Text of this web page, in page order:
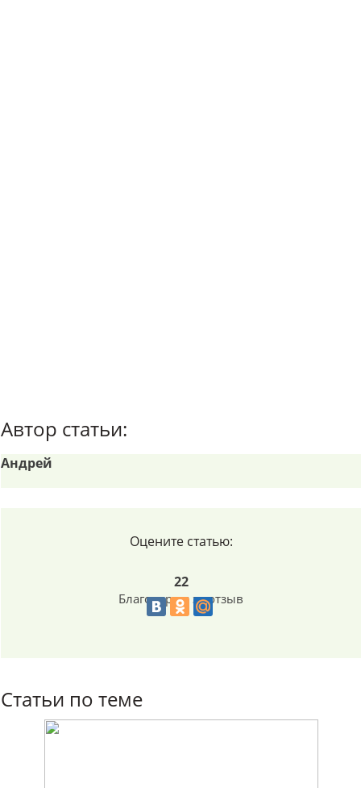
Автор статьи:
Андрей
Оцените статью:
22
Благодарим за отзыв
Статьи по теме